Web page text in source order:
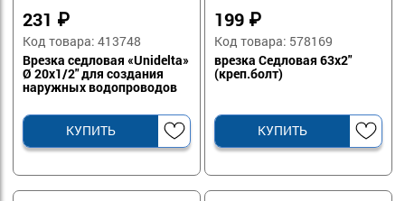
231 ₽
Код товара: 413748
Врезка седловая «Unidelta»
Ø 20х1/2" для создания
наружных водопроводов
КУПИТЬ
199 ₽
Код товара: 578169
врезка Седловая 63х2"
(креп.болт)
КУПИТЬ